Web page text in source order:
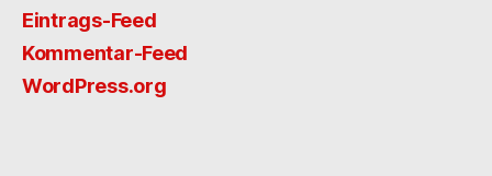
Eintrags-Feed
Kommentar-Feed
WordPress.org